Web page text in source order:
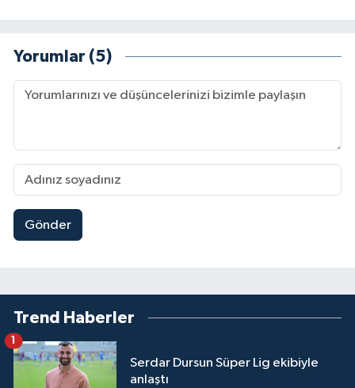
Yorumlar (5)
Gönder
Trend Haberler
Serdar Dursun Süper Lig ekibiyle
anlaştı
1